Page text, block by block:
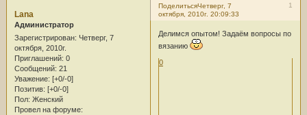
Поделиться 1
Четверг, 7
октября, 2010г. 20:09:33
Lana
Администратор
Зарегистрирован: Четверг, 7
октября, 2010г.
Приглашений: 0
Сообщений: 21
Уважение: [+0/-0]
Позитив: [+0/-0]
Пол: Женский
Провел на форуме:
Делимся опытом! Задаём вопросы по
вязанию
0